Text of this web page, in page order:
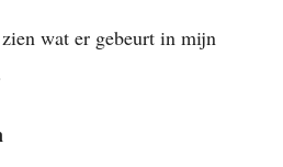
wat er gebeurt in mijn